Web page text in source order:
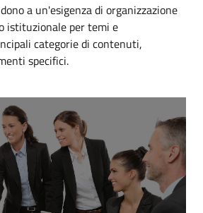
a un'esigenza di organizzazione
istituzionale per temi e
categorie di contenuti,
specifici.